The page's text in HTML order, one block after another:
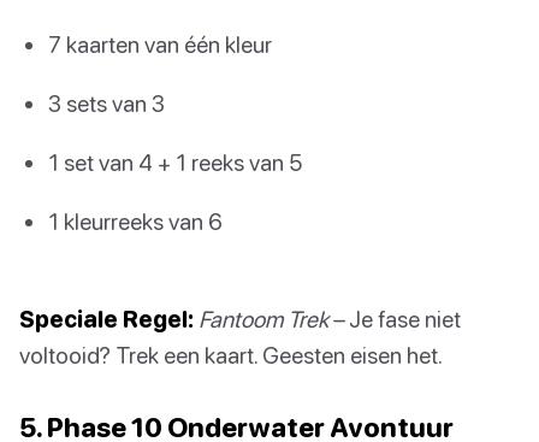
7 kaarten van één kleur
3 sets van 3
1 set van 4 + 1 reeks van 5
1 kleurreeks van 6
Speciale Regel: Fantoom Trek– Je fase niet
voltooid? Trek een kaart. Geesten eisen het.
5. Phase 10 Onderwater Avontuur